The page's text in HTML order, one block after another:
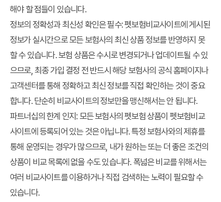
해야 할 점들이 있습니다.
정보의 정확성과 최신성 확인은 필수:펫보험비교사이트에 게시된
정보가 실시간으로 모든 보험사의 최신 상품 정보를 반영하지 못
할 수 있습니다. 보험 상품은 수시로 변경되거나 업데이트될 수 있
으므로, 최종 가입 결정 전 반드시 해당 보험사의 공식 홈페이지나
고객센터를 통해 정확하고 최신 정보를 직접 확인하는 것이 중요
합니다. 단순히 비교사이트의 정보만을 맹신해서는 안 됩니다.
파트너십의 한계 인지: 모든 보험사의 펫보험 상품이 펫보험비교
사이트에 등록되어 있는 것은 아닙니다. 특정 보험사와의 제휴를
통해 운영되는 경우가 많으므로, 내가 원하는 또는 더 좋은 조건의
상품이 비교 목록에 없을 수도 있습니다. 폭넓은 비교를 위해서는
여러 비교사이트를 이용하거나 직접 검색하는 노력이 필요할 수
있습니다.